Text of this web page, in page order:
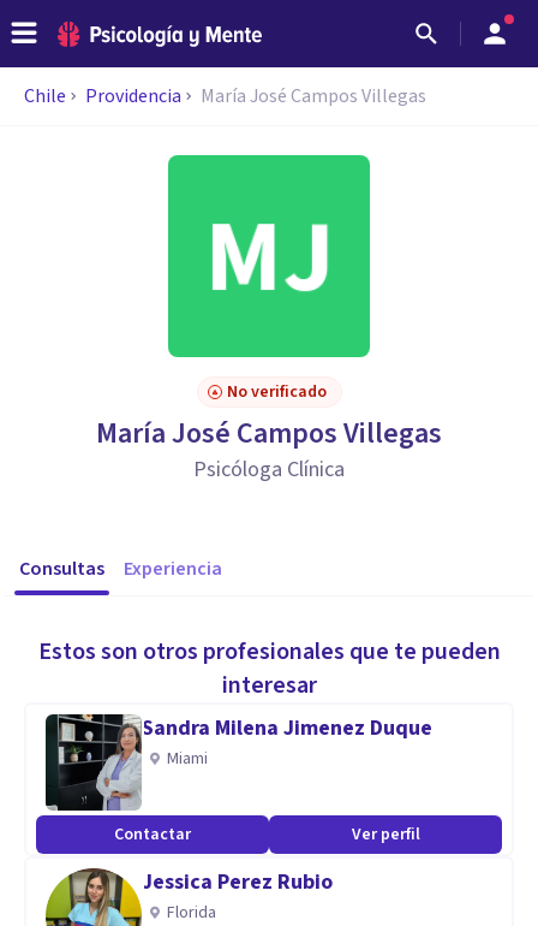
Chile Providencia María José Campos Villegas
No verificado
María José Campos Villegas
Psicóloga Clínica
Consultas Experiencia
Estos son otros profesionales que te pueden
interesar
Sandra Milena Jimenez Duque
Miami
Contactar Ver perfil
Jessica Perez Rubio
Florida